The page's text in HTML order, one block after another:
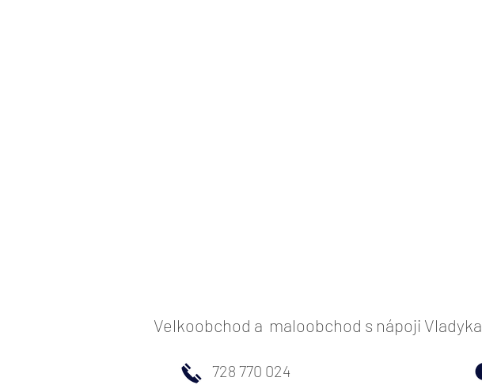
Velkoobchod a maloobchod s nápoji Vladyka
728 770 024